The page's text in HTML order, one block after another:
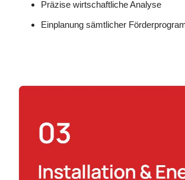
Präzise wirtschaftliche Analyse
Einplanung sämtlicher